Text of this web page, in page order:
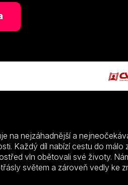
na nejzáhadnější a
Každý díl nabízí cestu do málo
vln obětovali své životy.
světem a zároveň vedly ke
ve věci nejpamětihodnějších